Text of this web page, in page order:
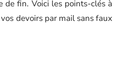
de fin. Voici les points-clés à
devoirs par mail sans faux